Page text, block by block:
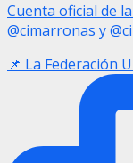
Cuenta oficial de
@cimarronas y
📌 La Federación